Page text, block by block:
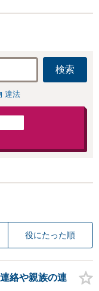
検索
違法
役にたった順
絡や親族の連